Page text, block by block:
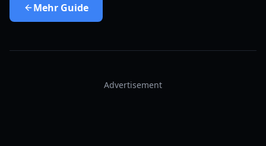
Mehr Guide
Advertisement